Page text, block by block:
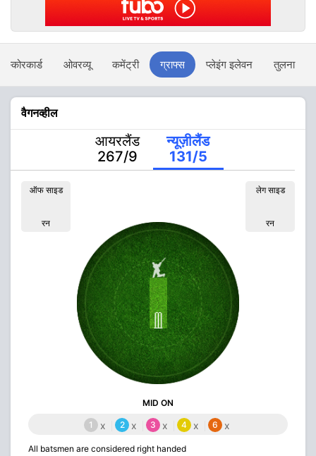
स्कोरकार्ड ओवरव्यू कमेंट्री ग्राफ्स प्लेइंग इलेवन तुलना
वैगनव्हील
आयरलैंड
267/9
न्यूज़ीलैंड
131/5
ऑफ साइड
रन
लेग साइड
रन
MID ON
1 x 2 x 3 x 4 x 6 x
All batsmen are considered right handed